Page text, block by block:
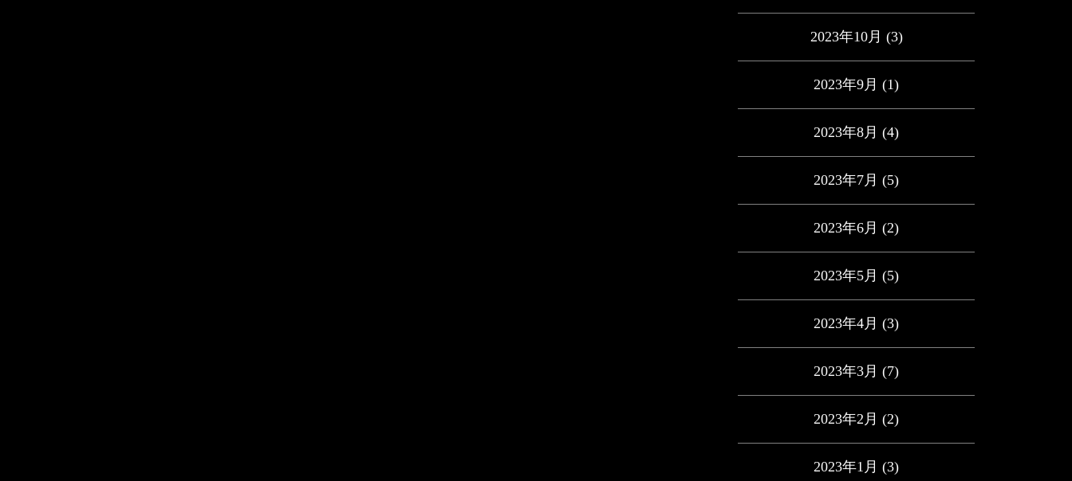
2023年10月 (3)
2023年9月 (1)
2023年8月 (4)
2023年7月 (5)
2023年6月 (2)
2023年5月 (5)
2023年4月 (3)
2023年3月 (7)
2023年2月 (2)
2023年1月 (3)